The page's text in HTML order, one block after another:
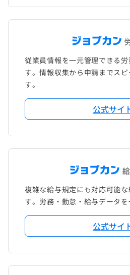
従業員情報を一元管理できる
す。情報収集から申請までス
す。
公式サイ
複雑な給与規定にも対応可能
す。労務・勤怠・給与データを
公式サイ